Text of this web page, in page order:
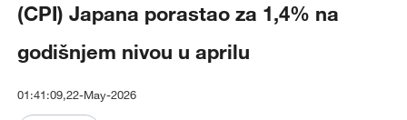
(CPI) Japana porastao za 1,4% na
godišnjem nivou u aprilu
01:41:09,22-May-2026